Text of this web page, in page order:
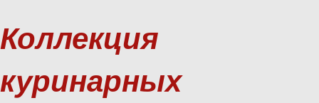
Коллекция
куринарных